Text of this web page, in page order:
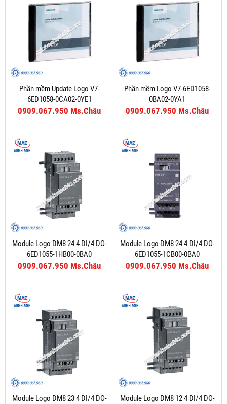
Phần mềm Update Logo V7-
6ED1058-0CA02-0YE1
0909.067.950 Ms.Châu
Phần mềm Logo V7-6ED1058-
0BA02-0YA1
0909.067.950 Ms.Châu
Module Logo DM8 24 4 DI/4 DO-
6ED1055-1HB00-0BA0
0909.067.950 Ms.Châu
Module Logo DM8 24 4 DI/4 DO-
6ED1055-1CB00-0BA0
0909.067.950 Ms.Châu
Module Logo DM8 23 4 DI/4 DO-
Module Logo DM8 12 4 DI/4 DO-